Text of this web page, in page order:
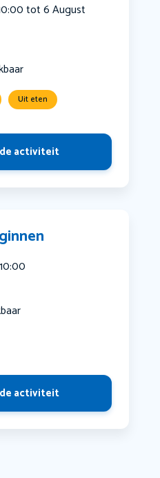
tot 6 August
Uit eten
activiteit
activiteit